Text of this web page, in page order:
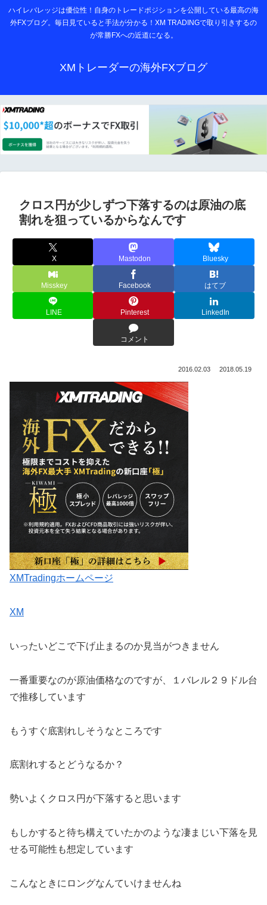
ハイレバレッジは優位性！自身のトレードポジションを公開している最高の海
外FXブログ。毎日見ていると手法が分かる！XM TRADINGで取り引きするの
が常勝FXへの近道になる。
XMトレーダーの海外FXブログ
クロス円が少しずつ下落するのは原油の底
割れを狙っているからなんです
X Mastodon Bluesky
Misskey Facebook はてブ
LINE Pinterest LinkedIn
コメント
2016.02.03 2018.05.19
XMTradingホームページ
XM
いったいどこで下げ止まるのか見当がつきません
一番重要なのが原油価格なのですが、１バレル２９ドル台
で推移しています
もうすぐ底割れしそうなところです
底割れするとどうなるか？
勢いよくクロス円が下落すると思います
もしかすると待ち構えていたかのような凄まじい下落を見
せる可能性も想定しています
こんなときにロングなんていけませんね